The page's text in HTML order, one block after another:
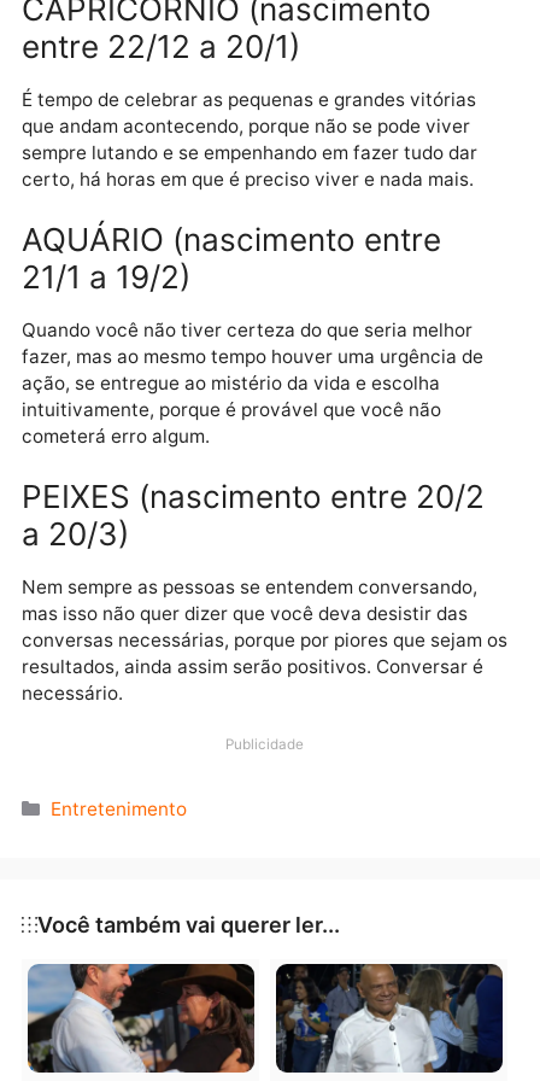
horizonte da civilização a consciência ampla, a do
grupo.
SAGITÁRIO (nascimento entre
22/11 a 21/12)
Entre o desejável e o necessário, dessa vez opte por
fazer o necessário, mesmo que sua alma se contorça
interiormente porque não aprecia seguir por essa
CAPRICÓRNIO (nascimento
entre 22/12 a 20/1)
que andam acontecendo, porque não se pode viver
sempre lutando e se empenhando em fazer tudo dar
AQUÁRIO (nascimento entre
21/1 a 19/2)
fazer, mas ao mesmo tempo houver uma urgência de
intuitivamente, porque é provável que você não
PEIXES (nascimento entre 20/2
a 20/3)
Nem sempre as pessoas se entendem conversando,
mas isso não quer dizer que você deva desistir das
conversas necessárias, porque por piores que sejam